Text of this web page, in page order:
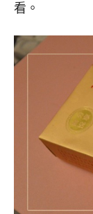
看。